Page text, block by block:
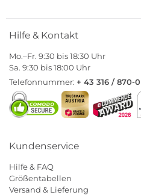
Hilfe & Kontakt
Mo.–Fr. 9:30 bis 18:30 Uhr
Sa. 9:30 bis 18:00 Uhr
Telefonnummer: + 43 316 / 870-0
Kundenservice
Hilfe & FAQ
Größentabellen
Versand & Lieferung